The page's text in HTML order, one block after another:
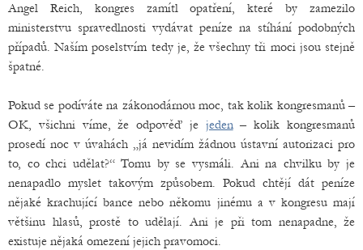
Angel Reich, kongres zamítl opatření, které by zamezilo
ministerstvu spravedlnosti vydávat peníze na stíhání podobných
případů. Naším poselstvím tedy je, že všechny tři moci jsou stejně
špatné.
Pokud se podíváte na zákonodárnou moc, tak kolik kongresmanů –
OK, všichni víme, že odpověď je jeden– kolik kongresmanů
prosedí noc v úvahách „já nevidím žádnou ústavní autorizaci pro
to, co chci udělat?“ Tomu by se vysmáli. Ani na chvilku by je
nenapadlo myslet takovým způsobem. Pokud chtějí dát peníze
nějaké krachující bance nebo někomu jinému a v kongresu mají
většinu hlasů, prostě to udělají. Ani je při tom nenapadne, že
existuje nějaká omezení jejich pravomoci.